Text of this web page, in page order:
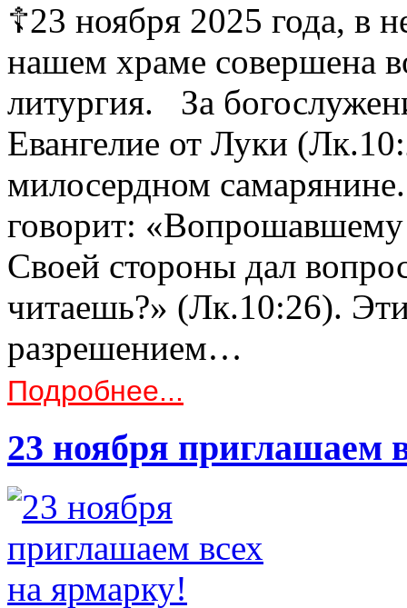
☦️23 ноября 2025 года, в
нашем храме совершена
литургия. За
Евангелие от Луки
милосердном
говорит: «Вопрошавшему
Своей стороны дал
читаешь?» (Лк.10:26).
разрешением…
Подробнее...
23 ноября приглашаем